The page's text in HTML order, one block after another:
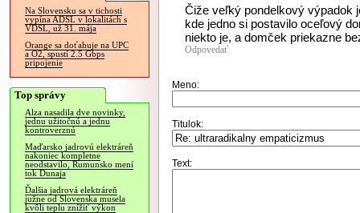
Na Slovensku sa v tichosti
vypína ADSL v lokalitách s
VDSL, už 31. mája
Orange sa doťahuje na UPC
a O2, spustí 2.5 Gbps
pripojenie
Top správy
Alza nasadila dve novinky,
jednu užitočnú a jednu
kontroverznú
Maďarsko jadrovú elektráreň
nakoniec kompletne
neodstavilo, Rumunsko mení
tok Dunaja
Ďalšia jadrová elektráreň
južne od Slovenska musela
kvôli teplu znížiť výkon
Čiže veľký pondelkový výpadok
kde jedno si postavilo oceľový
niekto je, a domček priekazne
Odpovedať
Meno:
Titulok:
Text: